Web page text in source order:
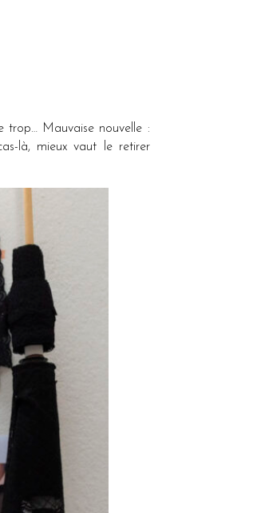
trop… Mauvaise nouvelle :
là, mieux vaut le retirer